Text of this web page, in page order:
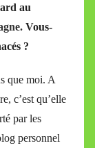
au
Vous-
?
que moi. A
c’est qu’elle
par les
personnel